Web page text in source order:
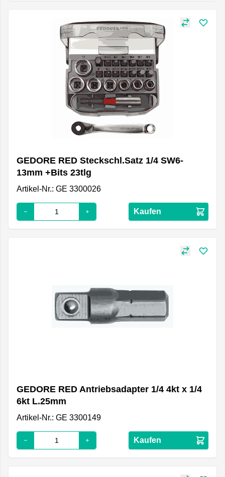
GEDORE RED Steckschl.Satz 1/4 SW6-
13mm +Bits 23tlg
Artikel-Nr.: GE 3300026
Kaufen
GEDORE RED Antriebsadapter 1/4 4kt x 1/4
6kt L.25mm
Artikel-Nr.: GE 3300149
Kaufen